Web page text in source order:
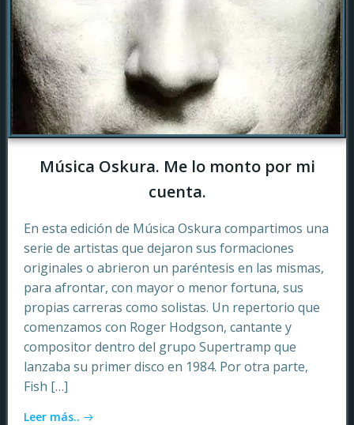
Música Oskura. Me lo monto por mi
cuenta.
En esta edición de Música Oskura compartimos una
serie de artistas que dejaron sus formaciones
originales o abrieron un paréntesis en las mismas,
para afrontar, con mayor o menor fortuna, sus
propias carreras como solistas. Un repertorio que
comenzamos con Roger Hodgson, cantante y
compositor dentro del grupo Supertramp que
lanzaba su primer disco en 1984. Por otra parte,
Fish […]
Leer más..